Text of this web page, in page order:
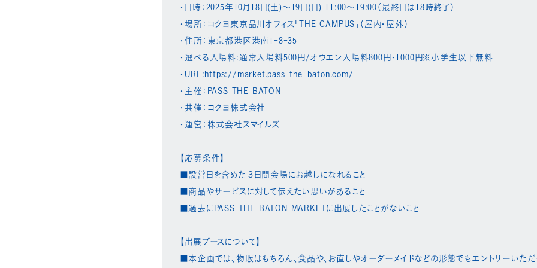
・日時：2025年10月18日(土)〜19日(日) 11:00〜19:00（最終日は18時終了）
・場所：コクヨ東京品川オフィス「THE CAMPUS」（屋内・屋外）
・住所：東京都港区港南1-8-35
・選べる入場料:通常入場料500円/オウエン入場料800円・1000円※小学生以下無料
・URL:https://market.pass-the-baton.com/​
・主催：PASS THE BATON
・共催：コクヨ株式会社
・運営：株式会社スマイルズ
【応募条件】​
■設営日を含めた３日間会場にお越しになれること​
■商品やサービスに対して伝えたい思いがあること​
■過去にPASS THE BATON MARKETに出展したことがないこと​
【出展ブースについて】​
■本企画では、物販はもちろん、食品や、お直しやオーダーメイドなどの形態でもエントリーいただ